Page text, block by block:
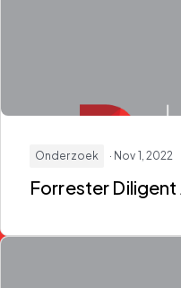
Onderzoek · Nov 1, 2022
Forrester